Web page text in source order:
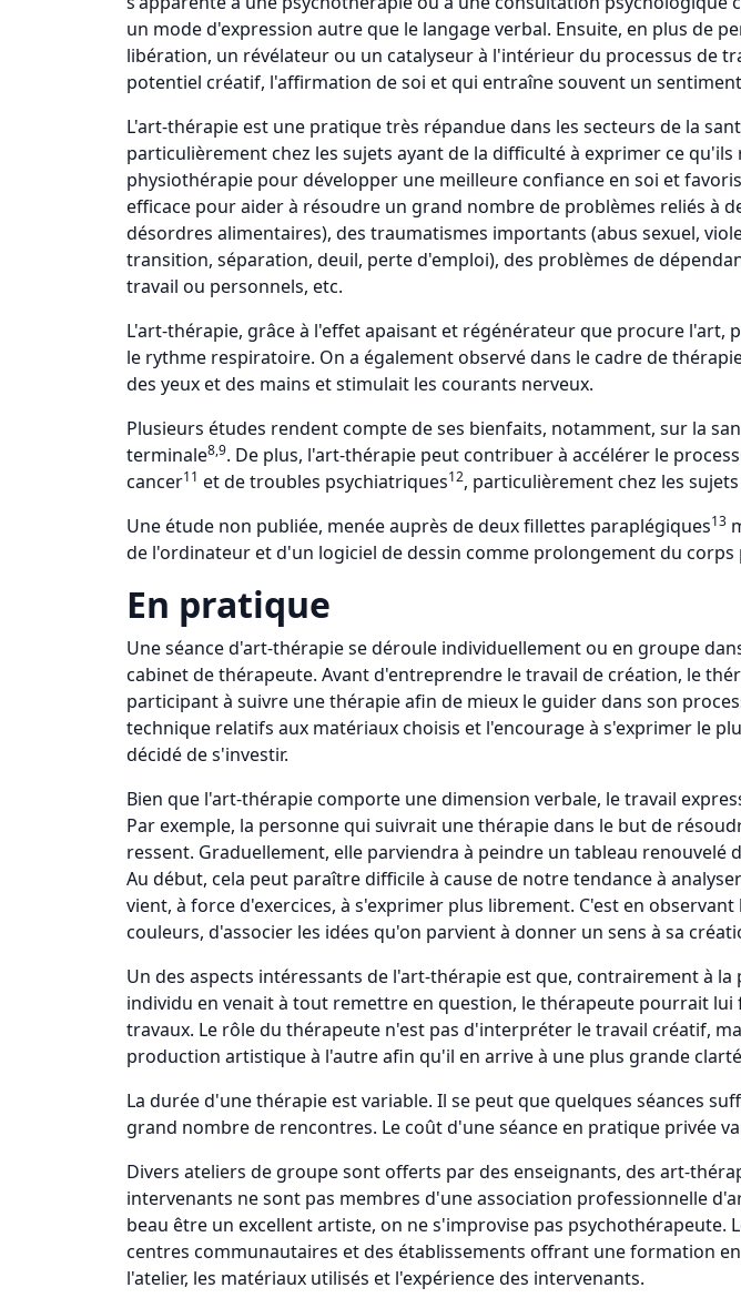
un mode d'expression autre que le langage verbal. Ensuite, en plus de
libération, un révélateur ou un catalyseur à l'intérieur du processus de
potentiel créatif, l'affirmation de soi et qui entraîne souvent un
L'art-thérapie est une pratique très répandue dans les secteurs de la
particulièrement chez les sujets ayant de la difficulté à exprimer ce
physiothérapie pour développer une meilleure confiance en soi et
efficace pour aider à résoudre un grand nombre de problèmes reliés à
désordres alimentaires), des traumatismes importants (abus sexuel,
transition, séparation, deuil, perte d'emploi), des problèmes de
travail ou personnels, etc.
L'art-thérapie, grâce à l'effet apaisant et régénérateur que procure
le rythme respiratoire. On a également observé dans le cadre de
des yeux et des mains et stimulait les courants nerveux.
Plusieurs études rendent compte de ses bienfaits, notamment, sur la
terminale8,9. De plus, l'art-thérapie peut contribuer à accélérer le
cancer11 et de troubles psychiatriques12, particulièrement chez les
Une étude non publiée, menée auprès de deux fillettes paraplégiques13
de l'ordinateur et d'un logiciel de dessin comme prolongement du
En pratique
Une séance d'art-thérapie se déroule individuellement ou en groupe
cabinet de thérapeute. Avant d'entreprendre le travail de création, le
participant à suivre une thérapie afin de mieux le guider dans son
technique relatifs aux matériaux choisis et l'encourage à s'exprimer le
décidé de s'investir.
Bien que l'art-thérapie comporte une dimension verbale, le travail
Par exemple, la personne qui suivrait une thérapie dans le but de
ressent. Graduellement, elle parviendra à peindre un tableau
Au début, cela peut paraître difficile à cause de notre tendance à
vient, à force d'exercices, à s'exprimer plus librement. C'est en
couleurs, d'associer les idées qu'on parvient à donner un sens à sa
Un des aspects intéressants de l'art-thérapie est que, contrairement à
individu en venait à tout remettre en question, le thérapeute pourrait
travaux. Le rôle du thérapeute n'est pas d'interpréter le travail créatif,
production artistique à l'autre afin qu'il en arrive à une plus grande
La durée d'une thérapie est variable. Il se peut que quelques séances
grand nombre de rencontres. Le coût d'une séance en pratique privée
Divers ateliers de groupe sont offerts par des enseignants, des art-
intervenants ne sont pas membres d'une association professionnelle
beau être un excellent artiste, on ne s'improvise pas
centres communautaires et des établissements offrant une formation
l'atelier, les matériaux utilisés et l'expérience des intervenants.